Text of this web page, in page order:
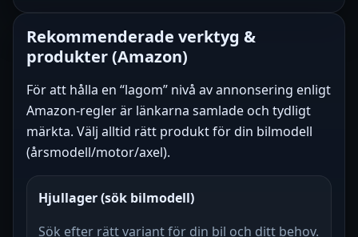
Rekommenderade verktyg &
produkter (Amazon)
För att hålla en “lagom” nivå av annonsering enligt
Amazon-regler är länkarna samlade och tydligt
märkta. Välj alltid rätt produkt för din bilmodell
(årsmodell/motor/axel).
Hjullager (sök bilmodell)
Sök efter rätt variant för din bil och ditt behov.